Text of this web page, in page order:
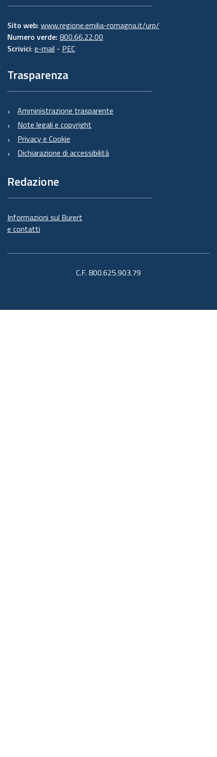
Sito web: www.regione.emilia-romagna.it/urp/
Numero verde: 800.66.22.00
Scrivici: e-mail - PEC
Trasparenza
Amministrazione trasparente
Note legali e copyright
Privacy e Cookie
Dichiarazione di accessibilità
Redazione
Informazioni sul Burert
e contatti
C.F. 800.625.903.79